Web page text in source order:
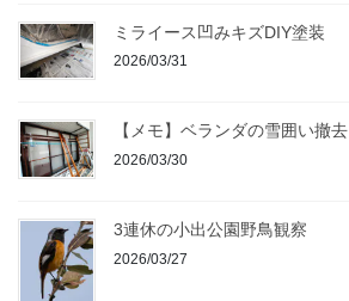
ミライース凹みキズDIY塗装
2026/03/31
【メモ】ベランダの雪囲い撤去
2026/03/30
3連休の小出公園野鳥観察
2026/03/27